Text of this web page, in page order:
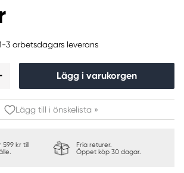
3 arbetsdagars leverans
Lägg i varukorgen
Lägg till i önskelista »
599 kr till
Fria returer.
Öppet köp 30 dagar.